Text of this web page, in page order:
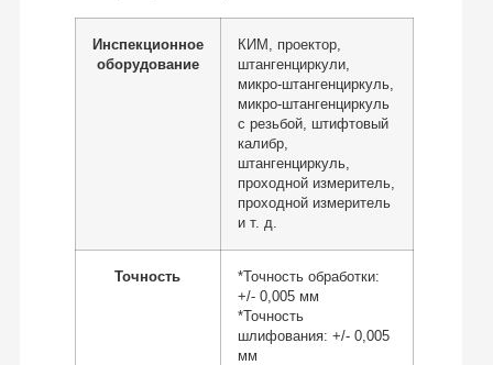
Инспекционное
оборудование
КИМ, проектор,
штангенциркули,
микро-штангенциркуль,
микро-штангенциркуль
с резьбой, штифтовый
калибр,
штангенциркуль,
проходной измеритель,
проходной измеритель
и т. д.
Точность
*Точность обработки:
+/- 0,005 мм
*Точность
шлифования: +/- 0,005
мм